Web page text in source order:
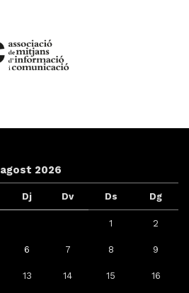
agost 2026
Dj Dv Ds Dg
1 2
6 7 8 9
13 14 15 16